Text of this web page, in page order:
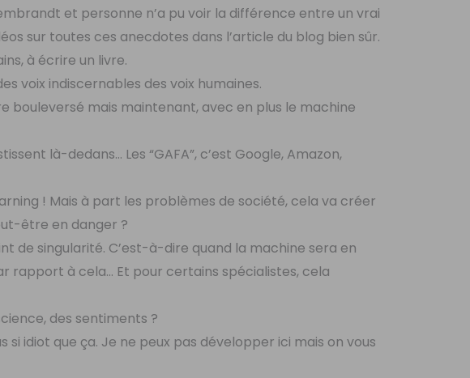
et personne n’a pu voir la différence entre un vrai
sur toutes ces anecdotes dans l’article du blog bien sûr.
à écrire un livre.
voix indiscernables des voix humaines.
bouleversé mais maintenant, avec en plus le machine
là-dedans… Les “GAFA”, c’est Google, Amazon,
! Mais à part les problèmes de société, cela va créer
être en danger ?
de singularité. C’est-à-dire quand la machine sera en
rapport à cela… Et pour certains spécialistes, cela
des sentiments ?
idiot que ça. Je ne peux pas développer ici mais on vous